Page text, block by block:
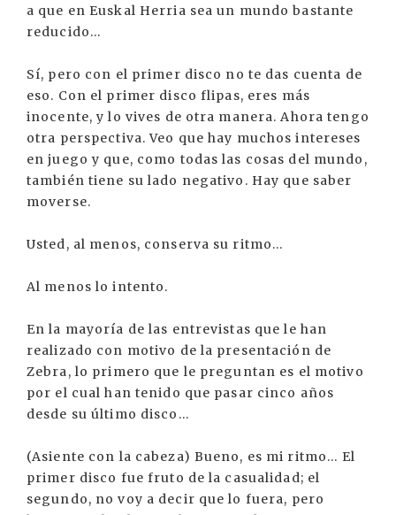
a que en Euskal Herria sea un mundo bastante
reducido...
Sí, pero con el primer disco no te das cuenta de
eso. Con el primer disco flipas, eres más
inocente, y lo vives de otra manera. Ahora tengo
otra perspectiva. Veo que hay muchos intereses
en juego y que, como todas las cosas del mundo,
también tiene su lado negativo. Hay que saber
moverse.
Usted, al menos, conserva su ritmo...
Al menos lo intento.
En la mayoría de las entrevistas que le han
realizado con motivo de la presentación de
Zebra, lo primero que le preguntan es el motivo
por el cual han tenido que pasar cinco años
desde su último disco...
(Asiente con la cabeza) Bueno, es mi ritmo... El
primer disco fue fruto de la casualidad; el
segundo, no voy a decir que lo fuera, pero